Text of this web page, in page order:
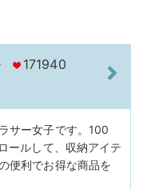
171940
サー女子です。100
ールして、収納アイテ
便利でお得な商品を